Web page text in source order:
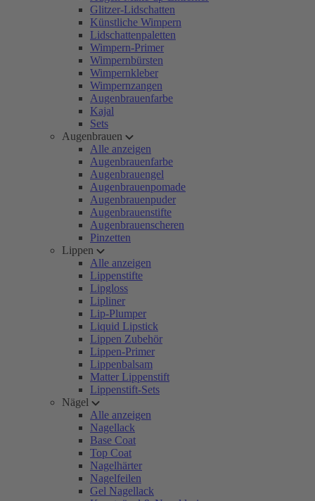
Glitzer-Lidschatten
Künstliche Wimpern
Lidschattenpaletten
Wimpern-Primer
Wimpernbürsten
Wimpernkleber
Wimpernzangen
Augenbrauenfarbe
Kajal
Sets
Augenbrauen
Alle anzeigen
Augenbrauenfarbe
Augenbrauengel
Augenbrauenpomade
Augenbrauenpuder
Augenbrauenstifte
Augenbrauenscheren
Pinzetten
Lippen
Alle anzeigen
Lippenstifte
Lipgloss
Lipliner
Lip-Plumper
Liquid Lipstick
Lippen Zubehör
Lippen-Primer
Lippenbalsam
Matter Lippenstift
Lippenstift-Sets
Nägel
Alle anzeigen
Nagellack
Base Coat
Top Coat
Nagelhärter
Nagelfeilen
Gel Nagellack